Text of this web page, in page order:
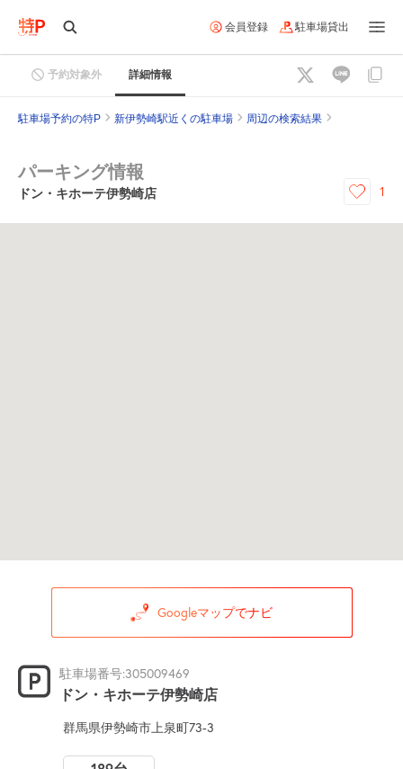
会員登録 駐車場貸出
予約対象外 詳細情報
駐車場予約の特P 新伊勢崎駅近くの駐車場 周辺の検索結果
パーキング情報
ドン・キホーテ伊勢崎店 1
Googleマップでナビ
駐車場番号:305009469
ドン・キホーテ伊勢崎店
群馬県伊勢崎市上泉町73-3